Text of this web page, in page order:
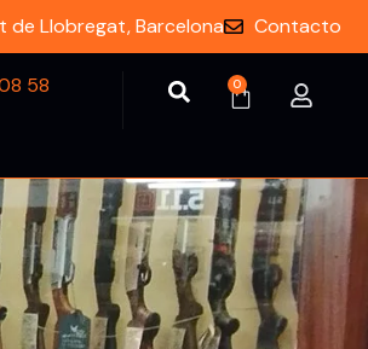
de Llobregat, Barcelona Contacto
58
0